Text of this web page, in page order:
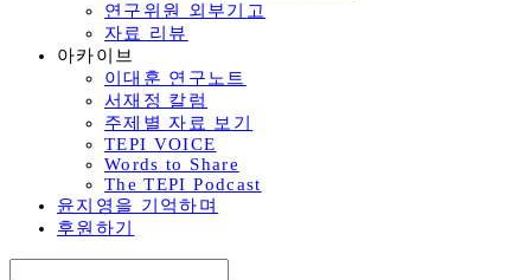
연구위원 외부기고
자료 리뷰
아카이브
이대훈 연구노트
서재정 칼럼
주제별 자료 보기
TEPI VOICE
Words to Share
The TEPI Podcast
윤지영을 기억하며
후원하기